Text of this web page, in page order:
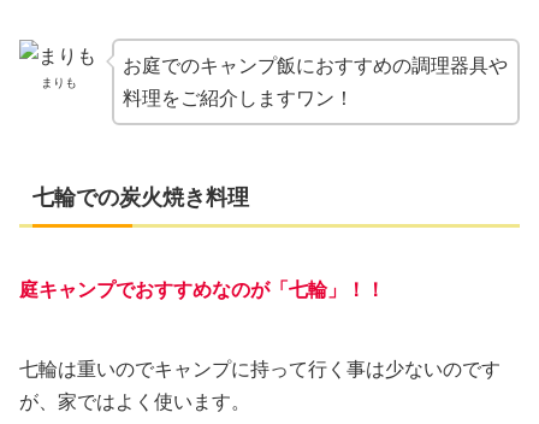
まりも
お庭でのキャンプ飯におすすめの調理器具や
料理をご紹介しますワン！
七輪での炭火焼き料理
庭キャンプでおすすめなのが「七輪」！！
七輪は重いのでキャンプに持って行く事は少ないのです
が、家ではよく使います。